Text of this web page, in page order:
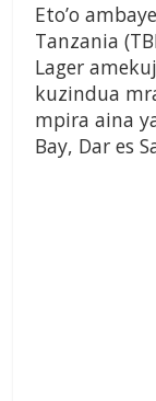
Eto’o
Tanzania
Lager
kuzindua
mpira aina
Bay, Dar es